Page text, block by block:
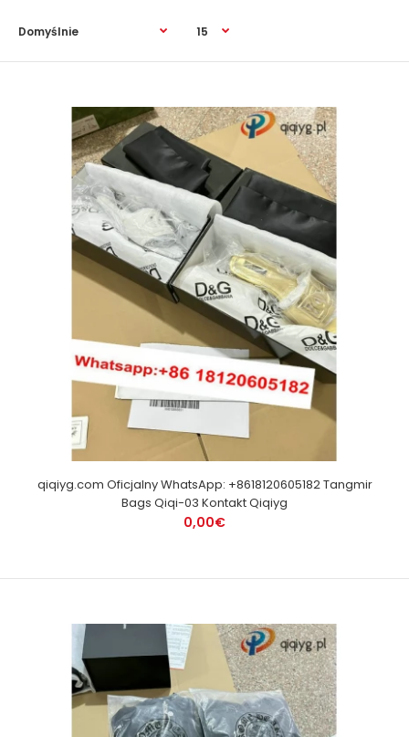
qiqiyg.com Oficjalny WhatsApp: +8618120605182 Tangmir
Bags Qiqi-03 Kontakt Qiqiyg
0,00€